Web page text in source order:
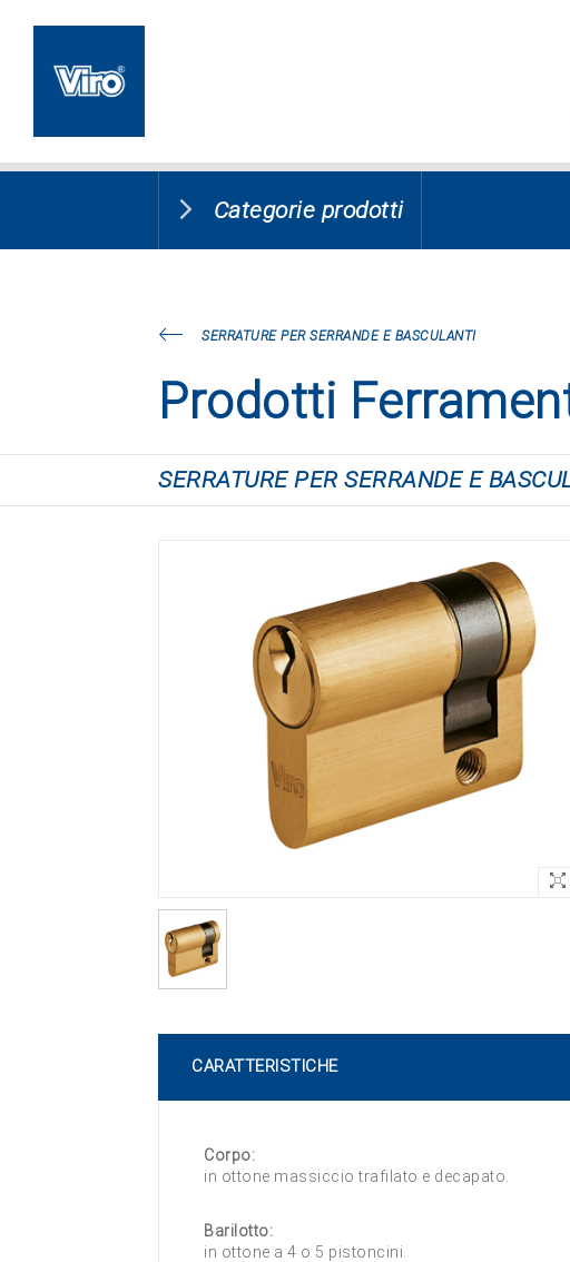
Categorie prodotti
SERRATURE PER SERRANDE E BASCULANTI
Prodotti
SERRATURE PER SERRANDE E
CARATTERISTICHE
Corpo:
in ottone massiccio trafilato e decapato.
Barilotto:
in ottone a 4 o 5 pistoncini.